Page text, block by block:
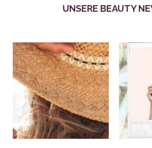
UNSERE BEAUTY